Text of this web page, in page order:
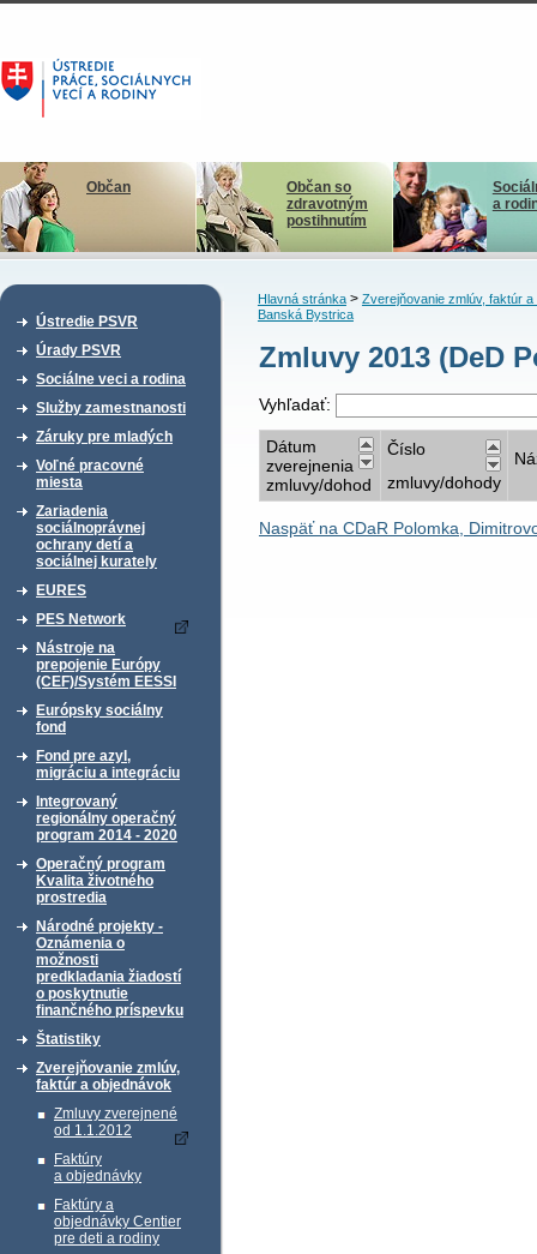
Občan
Občan so
zdravotným
postihnutím
a
Ústredie PSVR
Úrady PSVR
Sociálne veci a rodina
Služby zamestnanosti
Záruky pre mladých
Voľné pracovné
miesta
Zariadenia
sociálnoprávnej
ochrany detí a
sociálnej kurately
EURES
PES Network
Nástroje na
prepojenie Európy
(CEF)/Systém EESSI
Európsky sociálny
fond
Fond pre azyl,
migráciu a integráciu
Integrovaný
regionálny operačný
program 2014 - 2020
Operačný program
Kvalita životného
prostredia
Národné projekty -
Oznámenia o
možnosti
predkladania žiadostí
o poskytnutie
finančného príspevku
Štatistiky
Zverejňovanie zmlúv,
faktúr a objednávok
Zmluvy zverejnené
od 1.1.2012
Faktúry
a objednávky
Faktúry a
objednávky Centier
pre deti a rodiny
Hlavná stránka> Zverejňovanie zmlúv, faktúr a
Banská Bystrica
Zmluvy 2013 (DeD
Vyhľadať:
Dátum
zverejnenia
zmluvy/dohod
Číslo
zmluvy/dohody
Naspäť na CDaR Polomka,